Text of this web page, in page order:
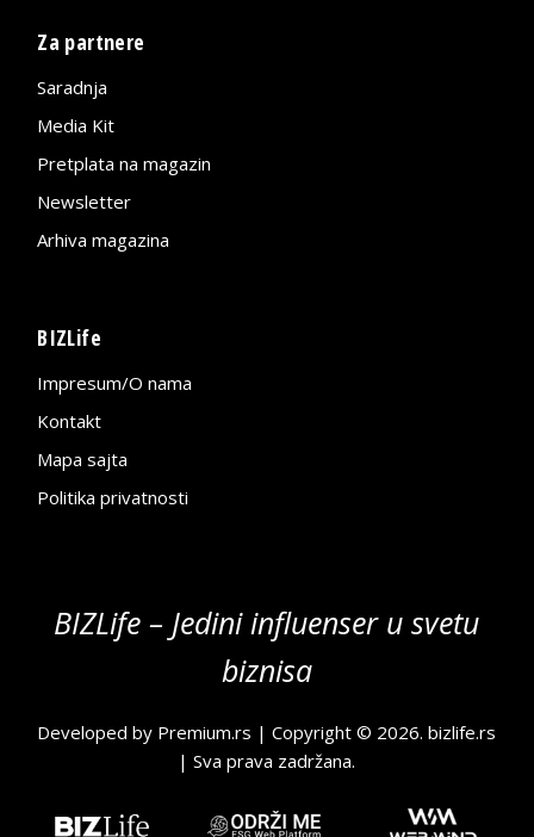
Za partnere
Saradnja
Media Kit
Pretplata na magazin
Newsletter
Arhiva magazina
BIZLife
Impresum/O nama
Kontakt
Mapa sajta
Politika privatnosti
BIZLife – Jedini influenser u svetu
biznisa
Developed by Premium.rs | Copyright © 2026.bizlife.rs
| Sva prava zadržana.